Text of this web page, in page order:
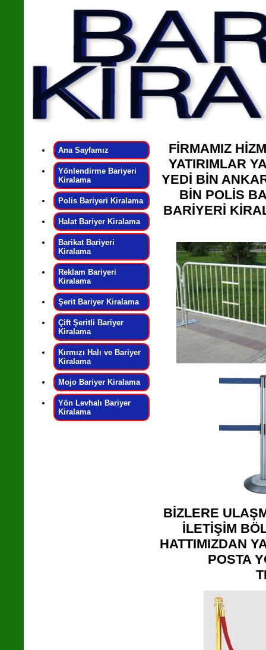
Ana Sayfamız
Yönlendirme Bariyeri
Kiralama
Polis Bariyeri Kiralama
Halat Bariyer Kiralama
Barikat Bariyeri
Kiralama
Reklam Bariyeri
Kiralama
Şerit Bariyer Kiralama
Çift Şeritli Bariyer
Kiralama
Kırmızı Halı ve Bariyer
Kiralama
Mojo Bariyer Kiralama
Yön Levhalı Bariyer
Kiralama
FİRMAMIZ
YATIRIMLAR
YEDİ BİN
BİN POLİS
BARİYERİ
BİZLERE
İLETİŞİM
HATTIMIZDAN
POSTA